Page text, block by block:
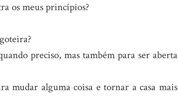
os meus princípios?
preciso, mas também para ser aberta
mudar alguma coisa e tornar a casa mais